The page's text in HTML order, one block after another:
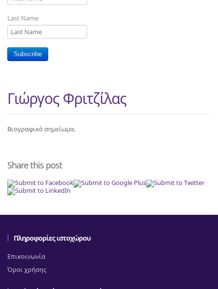
Last Name
Subscribe
Γιώργος Φριτζίλας
Βιογραφικό σημείωμα.
Share this post
Πληροφορίες ιστοχώρου
Επικοινωνία
Όροι χρήσης